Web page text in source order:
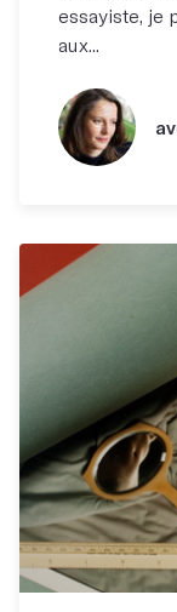
essayiste, je
aux...